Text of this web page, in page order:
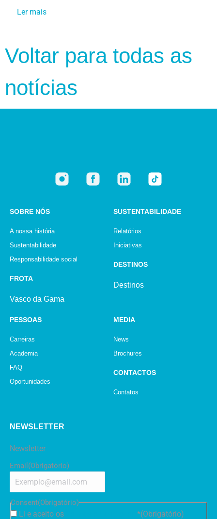
Ler mais
Voltar para todas as
notícias
SOBRE NÓS
A nossa história
Sustentabilidade
Responsabilidade social
FROTA
Vasco da Gama
SUSTENTABILIDADE
Relatórios
Iniciativas
DESTINOS
Destinos
PESSOAS
Carreiras
Academia
FAQ
Oportunidades
MEDIA
News
Brochures
CONTACTOS
Contatos
NEWSLETTER
Newsletter
Email (Obrigatório)
Consent(Obrigatório)
Li e aceito os *(Obrigatório)